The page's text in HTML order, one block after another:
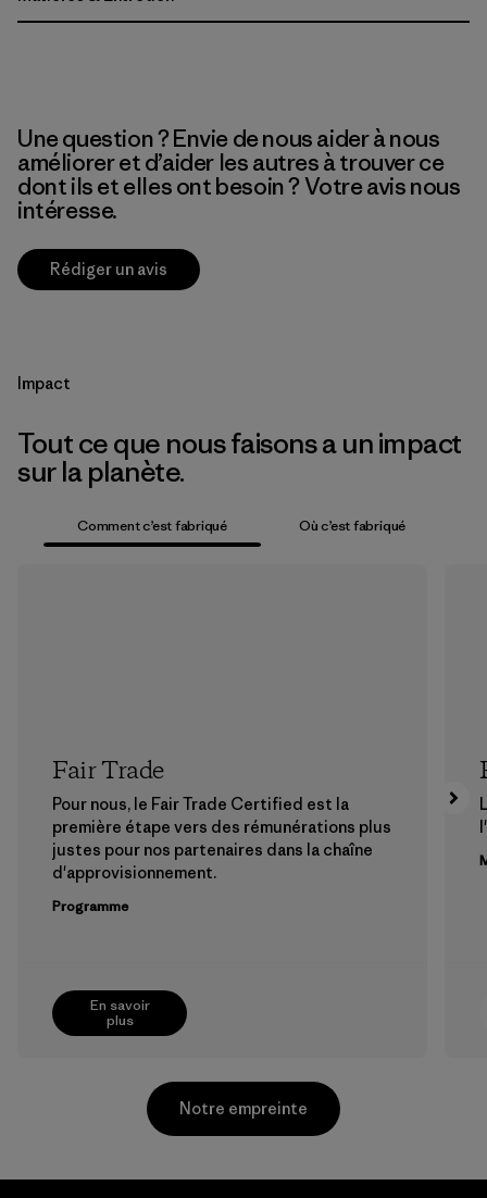
Une question ? Envie de nous aider à nous
améliorer et d’aider les autres à trouver ce
dont ils et elles ont besoin ? Votre avis nous
intéresse.
Rédiger un avis
Impact
Tout ce que nous faisons a un impact
sur la planète.
Comment c’est fabriqué Où c’est fabriqué
En savoir
plus
Fair Trade
Pour nous, le Fair Trade Certified est la
première étape vers des rémunérations plus
justes pour nos partenaires dans la chaîne
d'approvisionnement.
Programme
Notre empreinte